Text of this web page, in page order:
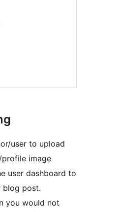
user to upload
image
user dashboard to
blog post.
you would not